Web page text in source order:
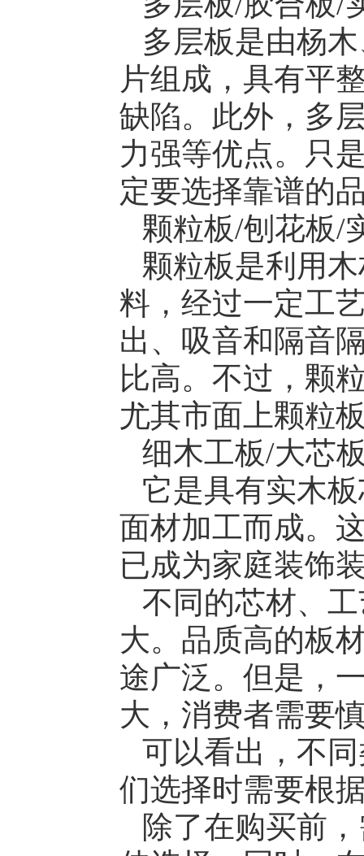
多层板是由杨
片组成，具有平
缺陷。此外，多
力强等优点。只
定要选择靠谱的
颗粒板/刨花板/
颗粒板是利用
料，经过一定工
出、吸音和隔音
比高。不过，颗
尤其市面上颗粒
细木工板/大芯
它是具有实木
面材加工而成。
已成为家庭装饰
不同的芯材、
大。品质高的板
途广泛。但是，
大，消费者需要
可以看出，不
们选择时需要根
除了在购买前